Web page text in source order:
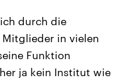
durch die
in vielen
Funktion
ja kein Institut wie